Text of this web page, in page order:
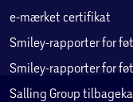
e-mærket certifikat
Smiley-rapporter for
Smiley-rapporter for
Salling Group